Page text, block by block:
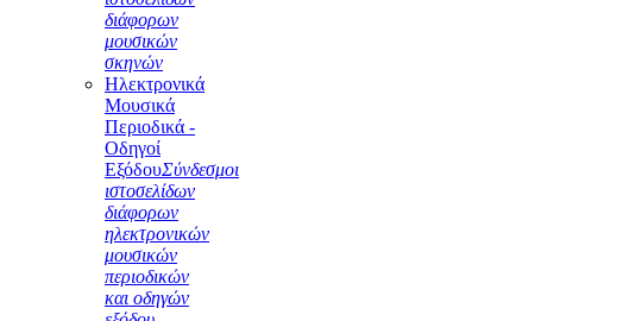
διάφορων
μουσικών
σκηνών
Ηλεκτρονικά
Μουσικά
Περιοδικά -
Οδηγοί
ΕξόδουΣύνδεσμοι
ιστοσελίδων
διάφορων
ηλεκτρονικών
μουσικών
περιοδικών
και οδηγών